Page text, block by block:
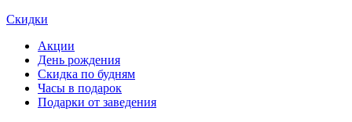
Скидки
Акции
День рождения
Скидка по будням
Часы в подарок
Подарки от заведения